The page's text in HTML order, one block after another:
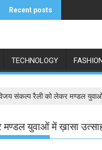
Recent posts
TECHNOLOGY
संकल्प रैली को लेकर मण्डल
युवाओं में ख़ासा